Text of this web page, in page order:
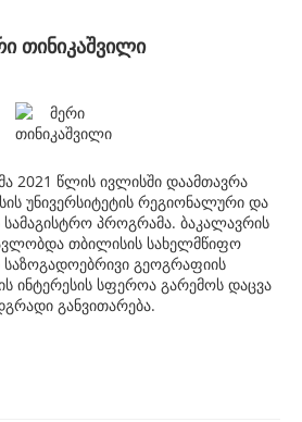
თინიკაშვილი
2021 წლის ივლისში დაამთავრა
უნივერსიტეტის რეგიონალური და
სამაგისტრო პროგრამა. ბაკალავრის
თბილისის სახელმწიფო
საზოგადოებრივი გეოგრაფიის
ინტერესის სფეროა გარემოს დაცვა
განვითარება.